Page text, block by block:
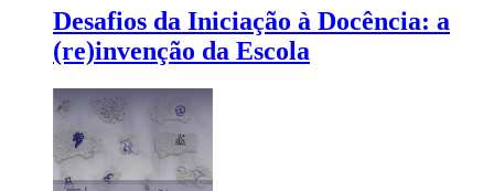
Desafios da Iniciação à Docência: a
(re)invenção da Escola